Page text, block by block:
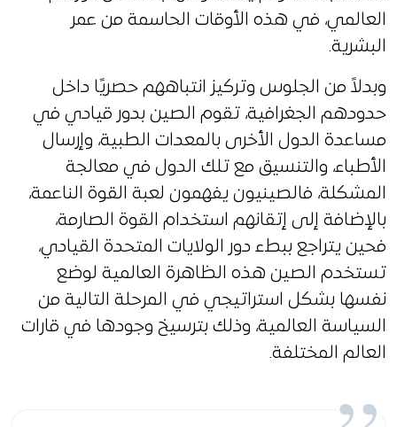
العالمي، في هذه الأوقات الحاسمة من عمر
البشرية.
وبدلاً من الجلوس وتركيز انتباههم حصريًا داخل
حدودهم الجغرافية، تقوم الصين بدور قيادي في
مساعدة الدول الأخرى بالمعدات الطبية، وإرسال
الأطباء، والتنسيق مع تلك الدول في معالجة
المشكلة، فالصينيون يفهمون لعبة القوة الناعمة،
بالإضافة إلى إتقانهم استخدام القوة الصارمة،
فحين يتراجع ببطء دور الولايات المتحدة القيادي،
تستخدم الصين هذه الظاهرة العالمية لوضع
نفسها بشكل استراتيجي في المرحلة التالية من
السياسة العالمية، وذلك بترسيخ وجودها في قارات
العالم المختلفة.